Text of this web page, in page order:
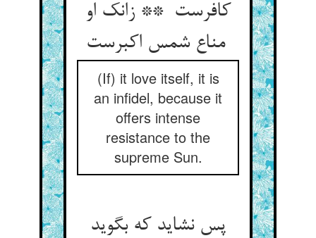
کافرست ** زانک او
مناع شمس اکبرست
(If) it love itself, it is
an infidel, because it
offers intense
resistance to the
supreme Sun.
پس نشاید که بگوید